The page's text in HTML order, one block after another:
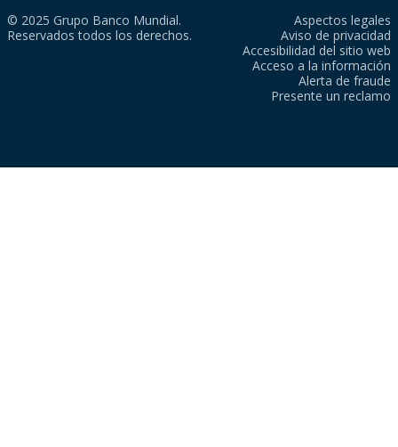
© 2025 Grupo Banco Mundial.
Reservados todos los derechos.
Aspectos legales
Aviso de privacidad
Accesibilidad del sitio web
Acceso a la información
Alerta de fraude
Presente un reclamo